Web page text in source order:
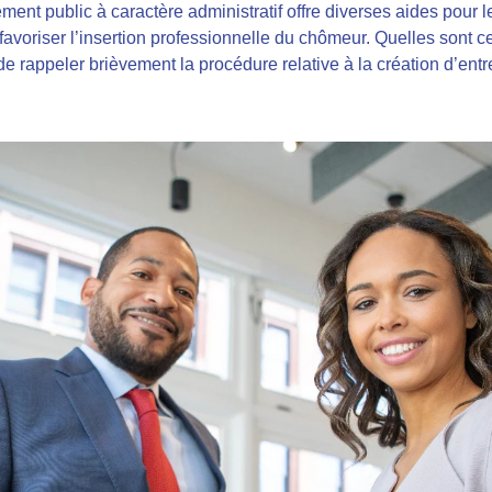
public à caractère administratif offre diverses aides pour
l’insertion professionnelle du chômeur. Quelles sont
rappeler brièvement la procédure relative à la création